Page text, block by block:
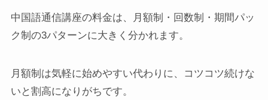
中国語通信講座の料金は、月額制・回数制・期間パッ
ク制の3パターンに大きく分かれます。
月額制は気軽に始めやすい代わりに、コツコツ続けな
いと割高になりがちです。